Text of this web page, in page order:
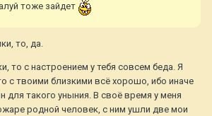
тоже зайдет
то, да.
то с настроением у тебя совсем беда. Я
с твоими близкими всё хорошо, ибо иначе
для такого уныния. В своё время у меня
родной человек, с ним ушли две мои